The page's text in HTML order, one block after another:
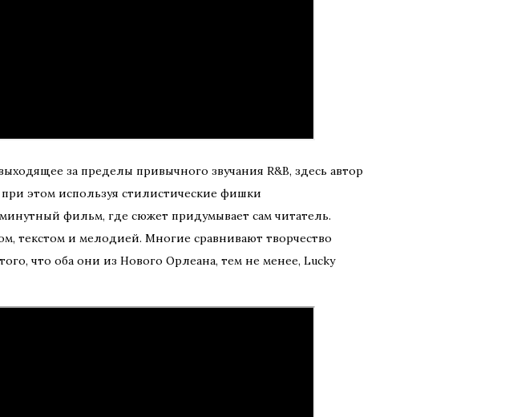
за пределы привычного звучания R&B, здесь автор
этом используя стилистические фишки
фильм, где сюжет придумывает сам читатель.
текстом и мелодией. Многие сравнивают творчество
что оба они из Нового Орлеана, тем не менее, Lucky